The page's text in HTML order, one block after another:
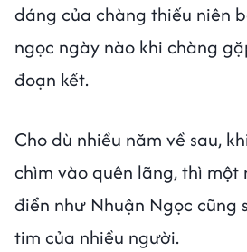
dáng của chàng thiếu niên
ngọc ngày nào khi chàng
đoạn kết.
Cho dù nhiều năm về sau,
chìm vào quên lãng, thì một
điển như Nhuận Ngọc cũng
tim của nhiều người.